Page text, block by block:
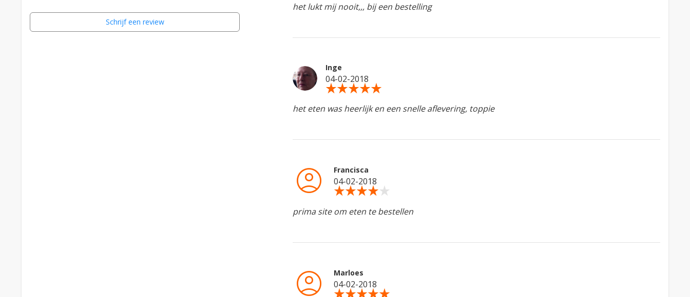
Schrijf een review
het lukt mij nooit,,, bij een bestelling
Inge
04-02-2018
star_ratestar_ratestar_ratestar_ratestar_rate
het eten was heerlijk en een snelle aflevering, toppie
account_circle Francisca
04-02-2018
star_ratestar_ratestar_ratestar_ratestar_rate
prima site om eten te bestellen
account_circle Marloes
04-02-2018